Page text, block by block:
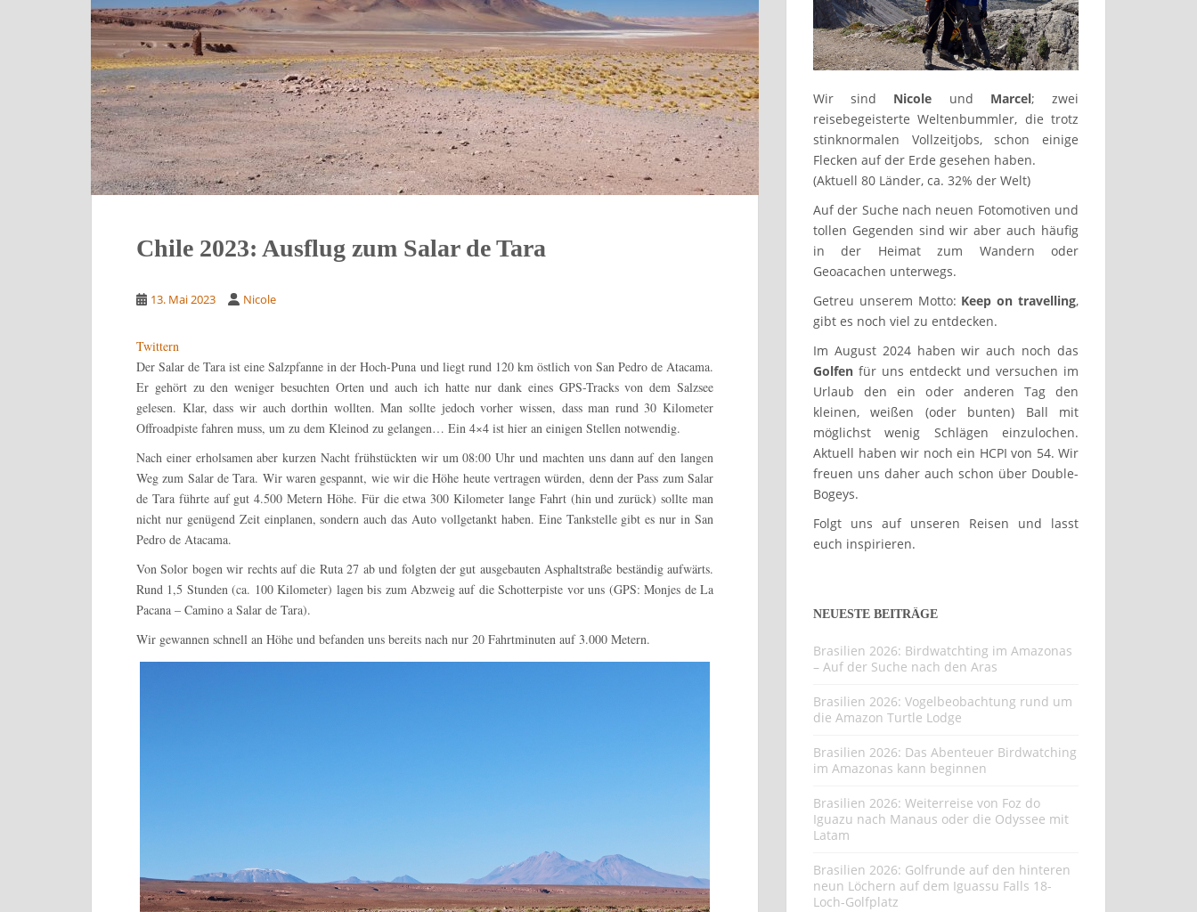
Chile 2023: Ausflug zum Salar de Tara
13. Mai 2023 Nicole
Twittern
Der Salar de Tara ist eine Salzpfanne in der Hoch-Puna und liegt rund 120 km östlich von San Pedro de Atacama.
Er gehört zu den weniger besuchten Orten und auch ich hatte nur dank eines GPS-Tracks von dem Salzsee
gelesen. Klar, dass wir auch dorthin wollten. Man sollte jedoch vorher wissen, dass man rund 30 Kilometer
Offroadpiste fahren muss, um zu dem Kleinod zu gelangen… Ein 4×4 ist hier an einigen Stellen notwendig.
Nach einer erholsamen aber kurzen Nacht frühstückten wir um 08:00 Uhr und machten uns dann auf den langen
Weg zum Salar de Tara. Wir waren gespannt, wie wir die Höhe heute vertragen würden, denn der Pass zum Salar
de Tara führte auf gut 4.500 Metern Höhe. Für die etwa 300 Kilometer lange Fahrt (hin und zurück) sollte man
nicht nur genügend Zeit einplanen, sondern auch das Auto vollgetankt haben. Eine Tankstelle gibt es nur in San
Pedro de Atacama.
Von Solor bogen wir rechts auf die Ruta 27 ab und folgten der gut ausgebauten Asphaltstraße beständig aufwärts.
Rund 1,5 Stunden (ca. 100 Kilometer) lagen bis zum Abzweig auf die Schotterpiste vor uns (GPS: Monjes de La
Pacana – Camino a Salar de Tara).
Wir gewannen schnell an Höhe und befanden uns bereits nach nur 20 Fahrtminuten auf 3.000 Metern.
Wir sind Nicole und Marcel; zwei
reisebegeisterte Weltenbummler, die trotz
stinknormalen Vollzeitjobs, schon einige
Flecken auf der Erde gesehen haben.
(Aktuell 80 Länder, ca. 32% der Welt)
Auf der Suche nach neuen Fotomotiven und
tollen Gegenden sind wir aber auch häufig
in der Heimat zum Wandern oder
Geoacachen unterwegs.
Getreu unserem Motto: Keep on travelling,
gibt es noch viel zu entdecken.
Im August 2024 haben wir auch noch das
Golfen für uns entdeckt und versuchen im
Urlaub den ein oder anderen Tag den
kleinen, weißen (oder bunten) Ball mit
möglichst wenig Schlägen einzulochen.
Aktuell haben wir noch ein HCPI von 54. Wir
freuen uns daher auch schon über Double-
Bogeys.
Folgt uns auf unseren Reisen und lasst
euch inspirieren.
NEUESTE BEITRÄGE
Brasilien 2026: Birdwatchting im Amazonas
– Auf der Suche nach den Aras
Brasilien 2026: Vogelbeobachtung rund um
die Amazon Turtle Lodge
Brasilien 2026: Das Abenteuer Birdwatching
im Amazonas kann beginnen
Brasilien 2026: Weiterreise von Foz do
Iguazu nach Manaus oder die Odyssee mit
Latam
Brasilien 2026: Golfrunde auf den hinteren
neun Löchern auf dem Iguassu Falls 18-
Loch-Golfplatz